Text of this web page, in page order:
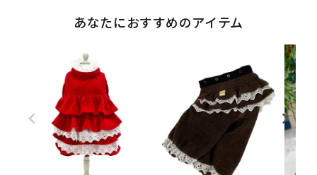
あなたにおすすめのアイテム